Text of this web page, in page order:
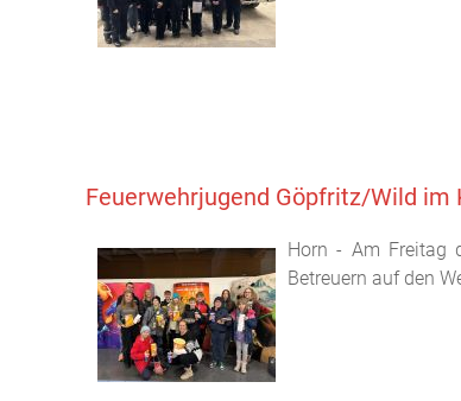
Feuerwehrjugend Göpfritz/Wild im
Horn - Am Freitag
Betreuern auf den